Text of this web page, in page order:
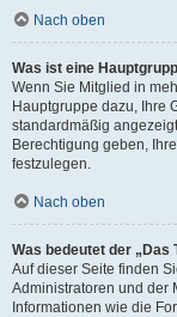
Nach oben
Was ist eine
Wenn Sie Mitglied in
Hauptgruppe dazu, Ihre
standardmäßig
Berechtigung geben,
festzulegen.
Nach oben
Was bedeutet der „Das
Auf dieser Seite finden
Administratoren und der
Informationen wie die